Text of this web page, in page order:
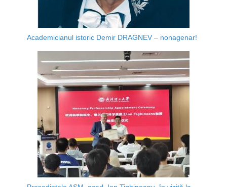
Academicianul istoric Demir DRAGNEV – nonagenar!